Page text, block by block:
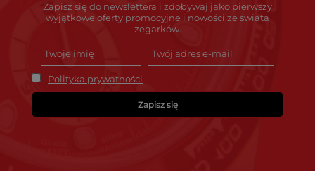
Zapisz się do newslettera i zdobywaj jako pierwszy
wyjątkowe oferty promocyjne i nowości ze świata
zegarków.
Polityka prywatności
Zapisz się